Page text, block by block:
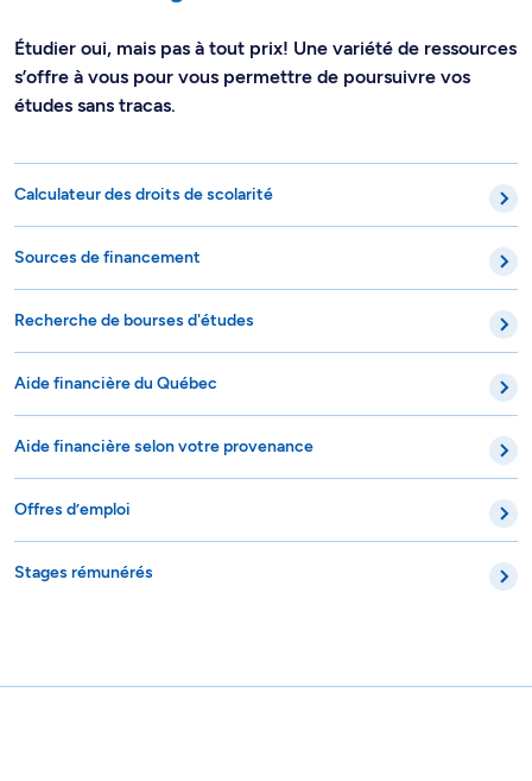
Étudier oui, mais pas à tout prix! Une variété de ressources
s’offre à vous pour vous permettre de poursuivre vos
études sans tracas.
Calculateur des droits de scolarité
Sources de financement
Recherche de bourses d'études
Aide financière du Québec
Aide financière selon votre provenance
Offres d’emploi
Stages rémunérés